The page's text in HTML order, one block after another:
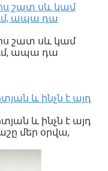
շատ սև կամ
ապա դա
շատ սև կամ
ապա դա
և ինչն է այդ
և ինչն է այդ
մեր օրվա,